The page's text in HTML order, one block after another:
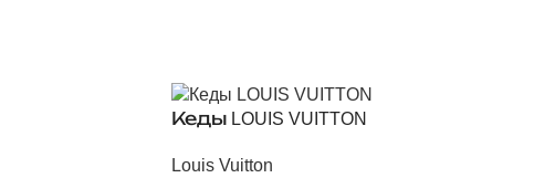
Кеды LOUIS VUITTON
Louis Vuitton